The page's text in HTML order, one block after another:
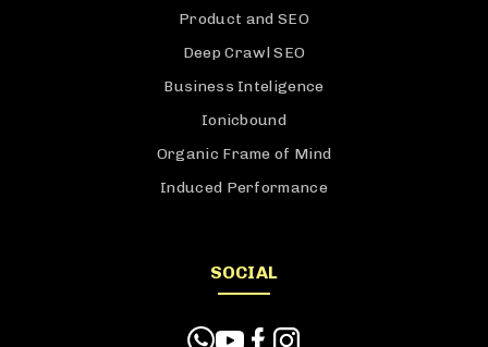
Product and SEO
Deep Crawl SEO
Business Inteligence
Ionicbound
Organic Frame of Mind
Induced Performance
SOCIAL